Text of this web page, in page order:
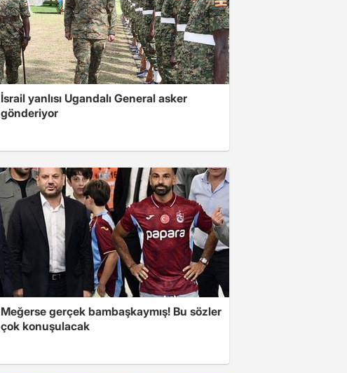
İsrail yanlısı Ugandalı General asker
gönderiyor
Meğerse gerçek bambaşkaymış! Bu sözler
çok konuşulacak